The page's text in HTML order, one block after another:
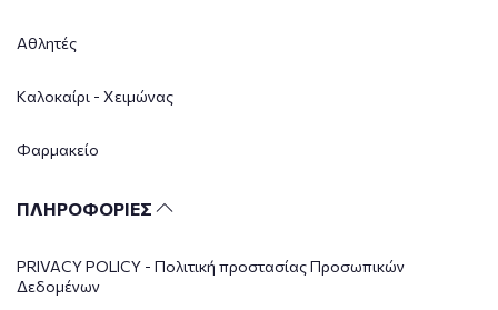
Αθλητές
Καλοκαίρι - Χειμώνας
Φαρμακείο
ΠΛΗΡΟΦΟΡΙΕΣ
PRIVACY POLICY - Πολιτική προστασίας Προσωπικών
Δεδομένων